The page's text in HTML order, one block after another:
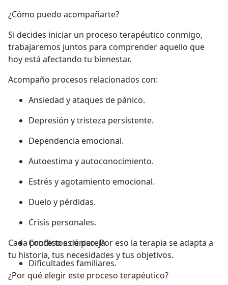
¿Cómo puedo acompañarte?
Si decides iniciar un proceso terapéutico conmigo,
trabajaremos juntos para comprender aquello que
hoy está afectando tu bienestar.
Acompaño procesos relacionados con:
Ansiedad y ataques de pánico.
Depresión y tristeza persistente.
Dependencia emocional.
Autoestima y autoconocimiento.
Estrés y agotamiento emocional.
Duelo y pérdidas.
Crisis personales.
Conflictos de pareja.
Dificultades familiares.
Cada proceso es único. Por eso la terapia se adapta a
tu historia, tus necesidades y tus objetivos.
¿Por qué elegir este proceso terapéutico?